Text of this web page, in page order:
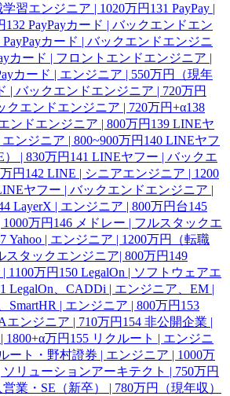
学習エンジニア | 1020万円 131 PayPay |
132 PayPayカード | バックエンドエン
PayPayカード | バックエンドエンジニ
カード | フロントエンドエンジニア |
カード | エンジニア | 550万円（現年
| バックエンドエンジニア | 720万円
クエンドエンジニア | 720万円+α138
ンドエンジニア | 800万円 139 LINEヤ
ンジニア | 800~900万円 140 LINEヤフ
| 830万円 141 LINEヤフー | バックエ
円 142 LINE | シニアエンジニア | 1200
ヤフー | バックエンドエンジニア |
LayerX | エンジニア | 800万円台145
万円 146 メドレー | フルスタックエ
Yahoo | エンジニア | 1200万円（転職
スタックエンジニア| 800万円 149
1100万円 150 LegalOn | ソフトウェアエ
LegalOn、CADDi | エンジニア、EM |
SmartHR | エンジニア | 800万円 153
エンジニア | 710万円 154 非公開企業 |
万円 155 リクルート | エンジニ
ート・野村證券 | エンジニア | 1000万
リューションアーキテクト | 750万円
業・SE（新卒） | 780万円（現年収）